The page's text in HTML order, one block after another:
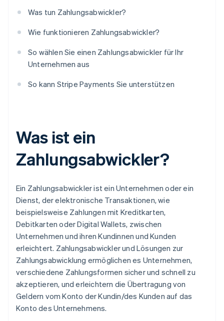
Was tun Zahlungsabwickler?
Wie funktionieren Zahlungsabwickler?
So wählen Sie einen Zahlungsabwickler für Ihr
Unternehmen aus
So kann Stripe Payments Sie unterstützen
Was ist ein
Zahlungsabwickler?
Ein Zahlungsabwickler ist ein Unternehmen oder ein
Dienst, der elektronische Transaktionen, wie
beispielsweise Zahlungen mit Kreditkarten,
Debitkarten oder Digital Wallets, zwischen
Unternehmen und ihren Kundinnen und Kunden
erleichtert. Zahlungsabwickler und Lösungen zur
Zahlungsabwicklung ermöglichen es Unternehmen,
verschiedene Zahlungsformen sicher und schnell zu
akzeptieren, und erleichtern die Übertragung von
Geldern vom Konto der Kundin/des Kunden auf das
Konto des Unternehmens.